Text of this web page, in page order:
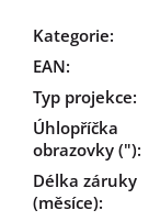
Kategorie:
EAN:
Typ projekce:
Úhlopříčka
obrazovky ("):
Délka záruky
(měsíce):